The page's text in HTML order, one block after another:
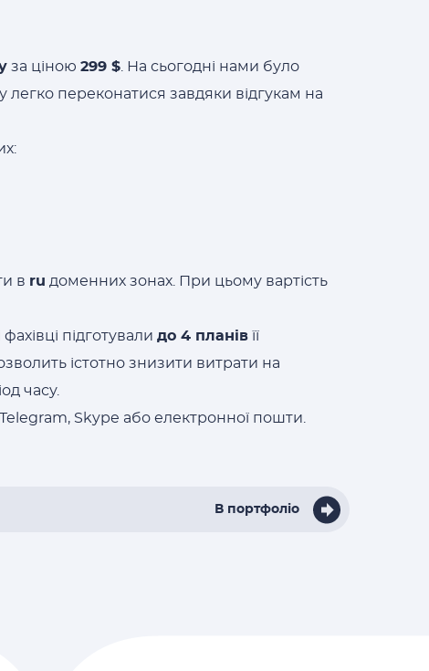
за ціною 299 $ . На сьогодні нами було
переконатися завдяки відгукам на
в ru доменних зонах. При цьому вартість
підготували до 4 планів її
істотно знизити витрати на
часу.
Skype або електронної пошти.
В портфоліо